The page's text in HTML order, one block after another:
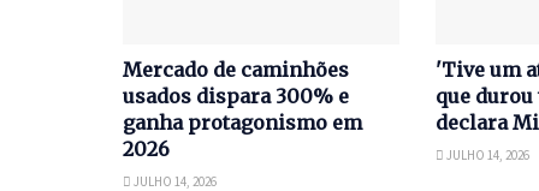
Mercado de caminhões
usados dispara 300% e
ganha protagonismo em
2026
JULHO 14, 2026
'Tive um
que durou
declara
JULHO 14, 2026